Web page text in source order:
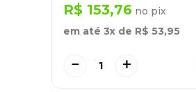
R$ 153,76 no pix
em até 3x de R$ 53,95
＋
－